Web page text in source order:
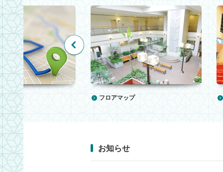
ス フロアマップ
お知らせ